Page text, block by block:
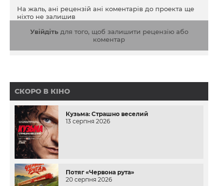
На жаль, ані рецензій ані коментарів до проекта ще
ніхто не залишив
Увійдітьдля того, щоб залишити рецензію або
коментар
СКОРО В КІНО
Кузьма: Страшно веселий
13 серпня 2026
Потяг «Червона рута»
20 серпня 2026